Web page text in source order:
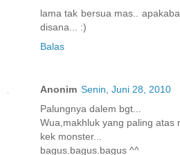
lama tak bersua mas..
disana... :)
Balas
Anonim Senin, Juni 28, 2010
Palungnya dalem bgt...
Wua,makhluk yang paling atas
kek monster...
bagus.bagus.bagus ^^